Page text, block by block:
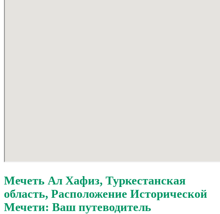
Мечеть Ал Хафиз, Туркестанская
область, Расположение Исторической
Мечети: Ваш путеводитель